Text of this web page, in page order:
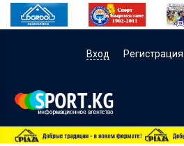
Вход Регистрация